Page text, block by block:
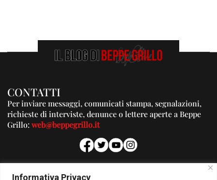
Informativa Privacy
CONTATTI
Per inviare messaggi, comunicati stampa, segnalazioni,
richieste di interviste, denunce o lettere aperte a Beppe
Grillo:web@beppegrillo.it
PUBBLICITA'